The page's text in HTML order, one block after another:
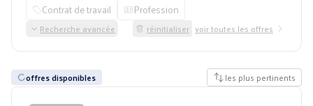
Contrat de travail Profession
Recherche avancée réinitialiser voir toutes les offres
offres disponibles les plus pertinents